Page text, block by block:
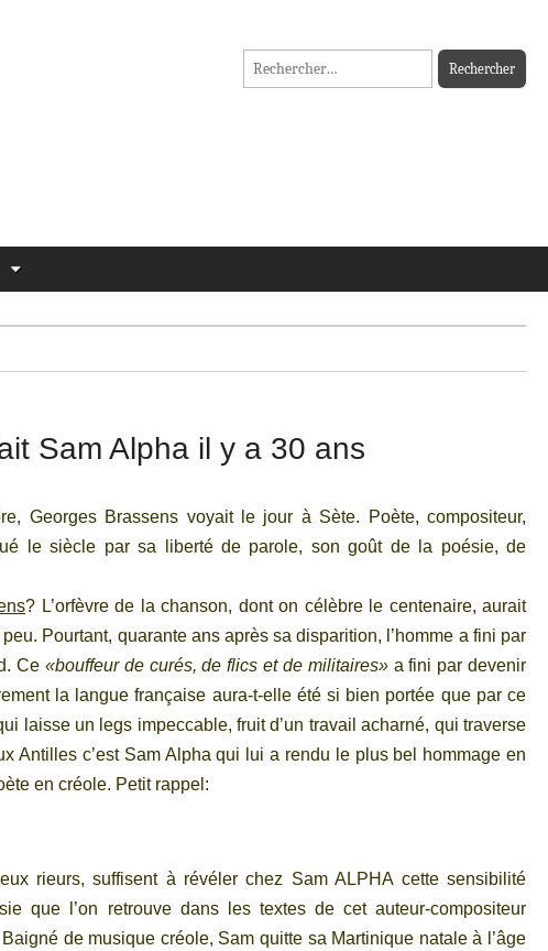
Rechercher :
Sam Alpha il y a 30 ans
Georges Brassens voyait le jour à Sète. Poète, compositeur,
le siècle par sa liberté de parole, son goût de la poésie, de
? L’orfèvre de la chanson, dont on célèbre le centenaire, aurait
Pourtant, quarante ans après sa disparition, l’homme a fini par
Ce «bouffeur de curés, de flics et de militaires»a fini par devenir
la langue française aura-t-elle été si bien portée que par ce
laisse un legs impeccable, fruit d’un travail acharné, qui traverse
Antilles c’est Sam Alpha qui lui a rendu le plus bel hommage en
en créole. Petit rappel:
rieurs, suffisent à révéler chez Sam ALPHA cette sensibilité
que l’on retrouve dans les textes de cet auteur-compositeur
de musique créole, Sam quitte sa Martinique natale à l’âge